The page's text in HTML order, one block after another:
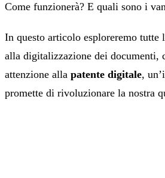
Come funzionerà? E quali sono i
In questo articolo esploreremo tutte
alla digitalizzazione dei documenti,
attenzione alla patente digitale,
promette di rivoluzionare la nostra